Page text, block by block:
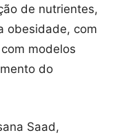
de nutrientes,
obesidade, com
modelos
do
Saad,